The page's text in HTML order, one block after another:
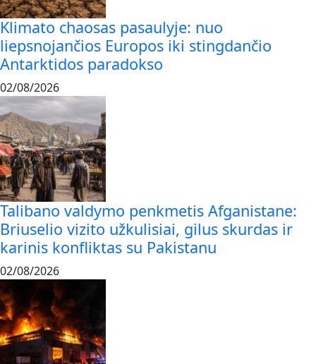
Klimato chaosas pasaulyje: nuo
liepsnojančios Europos iki stingdančio
Antarktidos paradokso
02/08/2026
Talibano valdymo penkmetis Afganistane:
Briuselio vizito užkulisiai, gilus skurdas ir
karinis konfliktas su Pakistanu
02/08/2026